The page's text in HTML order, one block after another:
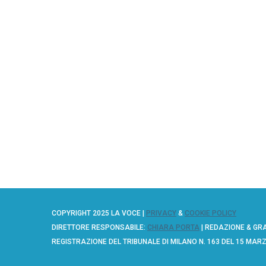
COPYRIGHT 2025 LA VOCE | PRIVACY & COOKIE POLICY
DIRETTORE RESPONSABILE: CHIARA PORTA | REDAZIONE &
REGISTRAZIONE DEL TRIBUNALE DI MILANO N. 163 DEL 15